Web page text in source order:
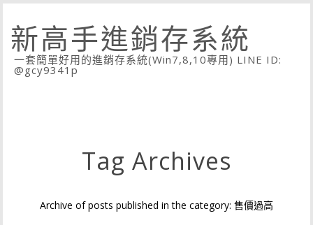
新高手進銷存系統
一套簡單好用的進銷存系統(Win7,8,10專用) LINE ID:
@gcy9341p
Tag Archives
Archive of posts published in the category: 售價過高